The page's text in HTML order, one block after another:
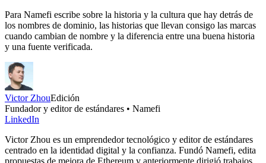
Para Namefi escribe sobre la historia y la cultura que hay detrás de
los nombres de dominio, las historias que llevan consigo las marcas
cuando cambian de nombre y la diferencia entre una buena historia
y una fuente verificada.
Victor ZhouEdición
Fundador y editor de estándares • Namefi
LinkedIn
Victor Zhou es un emprendedor tecnológico y editor de estándares
centrado en la identidad digital y la confianza. Fundó Namefi, edita
propuestas de mejora de Ethereum y anteriormente dirigió trabajos